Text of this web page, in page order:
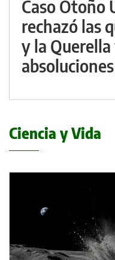
Caso Otoño
rechazó las
y la
absoluciones
Ciencia y Vida